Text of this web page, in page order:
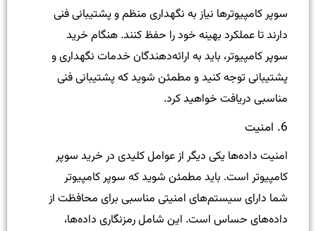
سوپر کامپیوترها نیاز به نگهداری منظم و پشتیبانی فنی
دارند تا عملکرد بهینه خود را حفظ کنند. هنگام خرید
سوپر کامپیوتر، باید به ارائه‌دهندگان خدمات نگهداری و
پشتیبانی توجه کنید و مطمئن شوید که پشتیبانی فنی
مناسبی دریافت خواهید کرد.
6. امنیت
امنیت داده‌ها یکی دیگر از عوامل کلیدی در خرید سوپر
کامپیوتر است. باید مطمئن شوید که سوپر کامپیوتر
شما دارای سیستم‌های امنیتی مناسبی برای محافظت از
داده‌های حساس است. این شامل رمزنگاری داده‌ها،